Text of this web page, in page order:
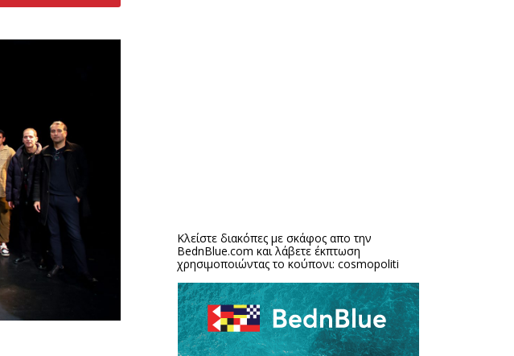
Κλείστε διακόπες με σκάφος απο την
BednBlue.com και λάβετε έκπτωση
χρησιμοποιώντας το κούπονι: cosmopoliti